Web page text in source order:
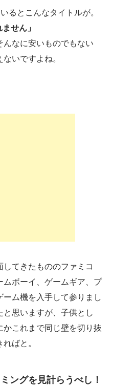
るとこんなタイトルが。
せん」
なに安いものでもない
いですよね。
てきたもののファミコ
ムボーイ、ゲームギア、プ
ム機を入手して参りまし
思いますが、子供とし
これまで同じ壁を切り抜
ばと。
ングを見計らうべし！